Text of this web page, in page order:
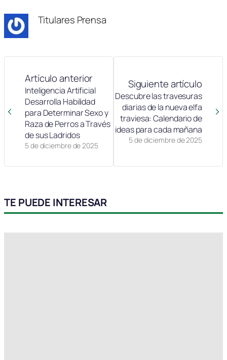
Titulares Prensa
Artículo anterior
5 de diciembre de 2025
Inteligencia Artificial
Desarrolla Habilidad
para Determinar Sexo y
Raza de Perros a Través
de sus Ladridos
Siguiente artículo
5 de diciembre de 2025
Descubre las travesuras
diarias de la nueva elfa
traviesa: Calendario de
ideas para cada mañana
TE PUEDE INTERESAR